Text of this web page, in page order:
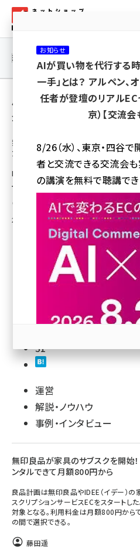
ン
ネットショ
yahoo (1899)
楽天 (1871)
アスクル (1117)
base (1071)
ビィ・フォアード (773)
revico (739)
連載・特集 |
用語「IDEE」 が使われ
全 3 記事中 1 ～ 3 を表示中
無印良品の子会社IDEEがEC事業
たワケ
EC事業部を解体し、宣伝販促室の中に
上拡大をめざした
中川 昌俊
2016年8月8日 9:00
92
31
運営
解説・ノウハウ
事例・インタビュー
無印良品が家具のサブスクを開始
ンタルできて月額800円から
良品計画は無印良品やIDEE（イデー）
スクリプションサービスECをスタートし
対象となる。利用料金は月額800円か
の間で選択できる。
藤田遥
お知らせ
AIが買い物を代行する
一手」とは？ アルペン、
任者が登壇のリアルEC
京）【交流会
8/26（水）、東京・四谷
者と交流できる交流会も
の講演を無料で聴講でき
参加登録はこちら↑